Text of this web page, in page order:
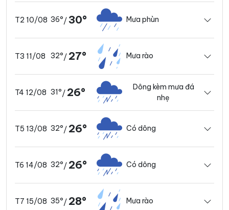
T2 10/08 36°/30° Mưa phùn
T3 11/08 32°/ 27° Mưa rào
T4 12/08 31°/ 26°
Dông kèm mưa đá
nhẹ
T5 13/08 32°/ 26° Có dông
T6 14/08 32°/ 26° Có dông
T7 15/08 35°/ 28° Mưa rào